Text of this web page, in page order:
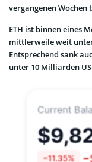
vergangenen
ETH ist binnen eines
mittlerweile weit
Entsprechend sank
unter 10 Milliarden